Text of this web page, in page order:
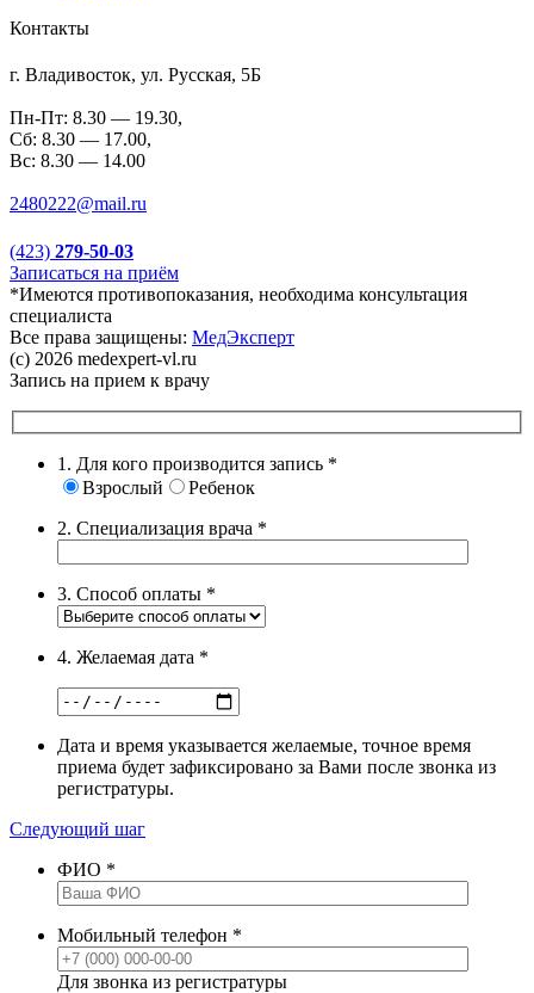
Контакты
г. Владивосток, ул. Русская, 5Б
Пн-Пт: 8.30 — 19.30,
Сб: 8.30 — 17.00,
Вс: 8.30 — 14.00
2480222@mail.ru
(423) 279-50-03
Записаться на приём
*Имеются противопоказания, необходима консультация
специалиста
Все права защищены: МедЭксперт
(c) 2026 medexpert-vl.ru
Запись на прием к врачу
1. Для кого производится запись *
Взрослый
Ребенок
2. Специализация врача *
3. Способ оплаты *
4. Желаемая дата *
Дата и время указывается желаемые, точное время
приема будет зафиксировано за Вами после звонка из
регистратуры.
Следующий шаг
ФИО *
Мобильный телефон *
Для звонка из регистратуры